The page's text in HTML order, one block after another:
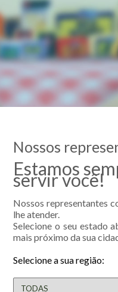
Nossos
Estamos
servir você!
Nossos representantes
lhe atender.
Selecione o seu estado
mais próximo da sua
Selecione a sua região: